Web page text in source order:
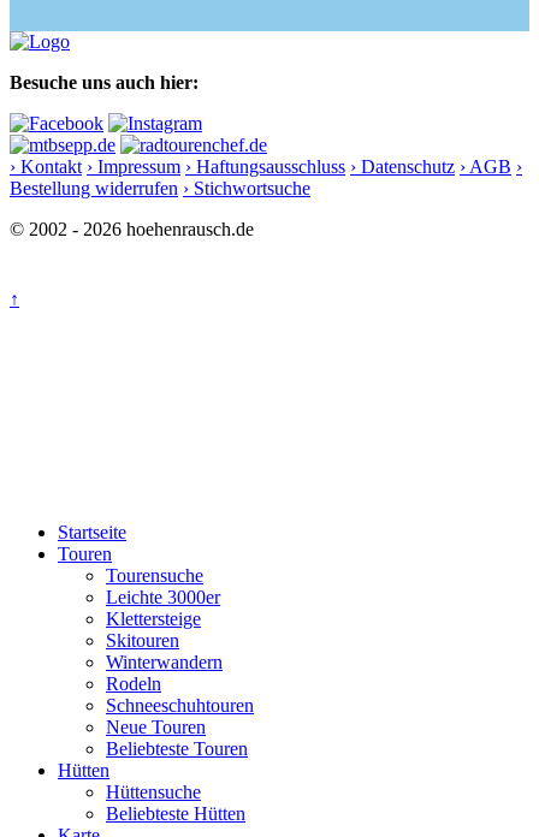
Besuche uns auch hier:
› Kontakt › Impressum › Haftungsausschluss › Datenschutz › AGB ›
Bestellung widerrufen › Stichwortsuche
© 2002 - 2026 hoehenrausch.de
↑
Startseite
Touren
Tourensuche
Leichte 3000er
Klettersteige
Skitouren
Winterwandern
Rodeln
Schneeschuhtouren
Neue Touren
Beliebteste Touren
Hütten
Hüttensuche
Beliebteste Hütten